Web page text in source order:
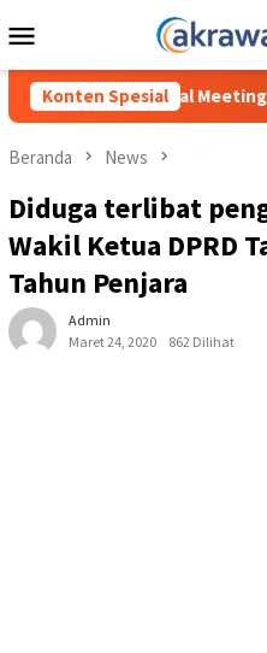
ke
Mobile
Konten Spesial
Pekan Olahraga Tingkat
Beranda News
Diduga terlibat
Wakil Ketua DPRD
Tahun Penjara
Admin
Maret 24, 2020
862 Dilihat